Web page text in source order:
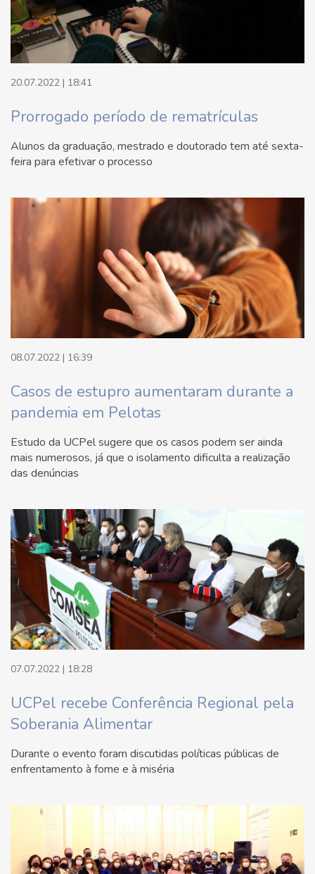
20.07.2022 | 18:41
Prorrogado período de rematrículas
Alunos da graduação, mestrado e doutorado tem até sexta-
feira para efetivar o processo
08.07.2022 | 16:39
Casos de estupro aumentaram durante a
pandemia em Pelotas
Estudo da UCPel sugere que os casos podem ser ainda
mais numerosos, já que o isolamento dificulta a realização
das denúncias
07.07.2022 | 18:28
UCPel recebe Conferência Regional pela
Soberania Alimentar
Durante o evento foram discutidas políticas públicas de
enfrentamento à fome e à miséria